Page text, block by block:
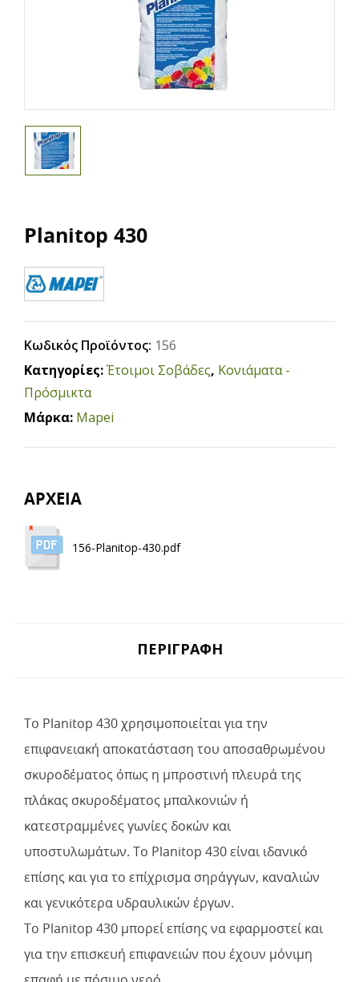
Planitop 430
Κωδικός Προϊόντος: 156
Κατηγορίες:Έτοιμοι Σοβάδες, Κονιάματα -
Πρόσμικτα
Μάρκα: Mapei
ΑΡΧΕΙΑ
156-Planitop-430.pdf
ΠΕΡΙΓΡΑΦΉ
To Planitop 430 χρησιμοποιείται για την
επιφανειακή αποκατάσταση του αποσαθρωμένου
σκυροδέματος όπως η μπροστινή πλευρά της
πλάκας σκυροδέματος μπαλκονιών ή
κατεστραμμένες γωνίες δοκών και
υποστυλωμάτων. To Planitop 430 είναι ιδανικό
επίσης και για το επίχρισμα σηράγγων, καναλιών
και γενικότερα υδραυλικών έργων.
To Planitop 430 μπορεί επίσης να εφαρμοστεί και
για την επισκευή επιφανειών που έχουν μόνιμη